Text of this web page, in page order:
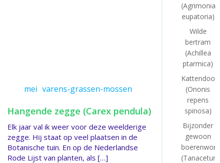
mei varens-grassen-mossen
Hangende zegge (Carex pendula)
Elk jaar val ik weer voor deze weelderige
zegge. Hij staat op veel plaatsen in de
Botanische tuin. En op de Nederlandse
Rode Lijst van planten, als […]
(Agrimonia
eupatoria)
Wilde
bertram
(Achillea
ptarmica)
(Ononis
repens
spinosa)
Bijzonder
gewoon
(Tanacetum